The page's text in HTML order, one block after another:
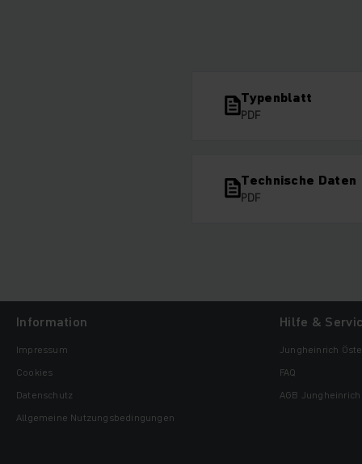
Typenblatt
PDF
Technische Daten
PDF
Information
Impressum
Cookies
Datenschutz
Allgemeine Nutzungsbedingungen
Hilfe &
Jungheinrich
FAQ
AGB